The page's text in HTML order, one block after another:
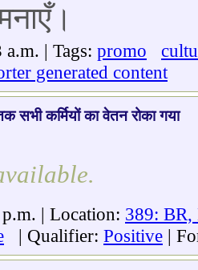
| Tags: promo
generated content
कर्मियों का वेतन रोका गया
| Location: 389: BR,
| Qualifier: Positive |